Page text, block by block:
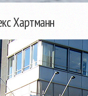
Хартманн